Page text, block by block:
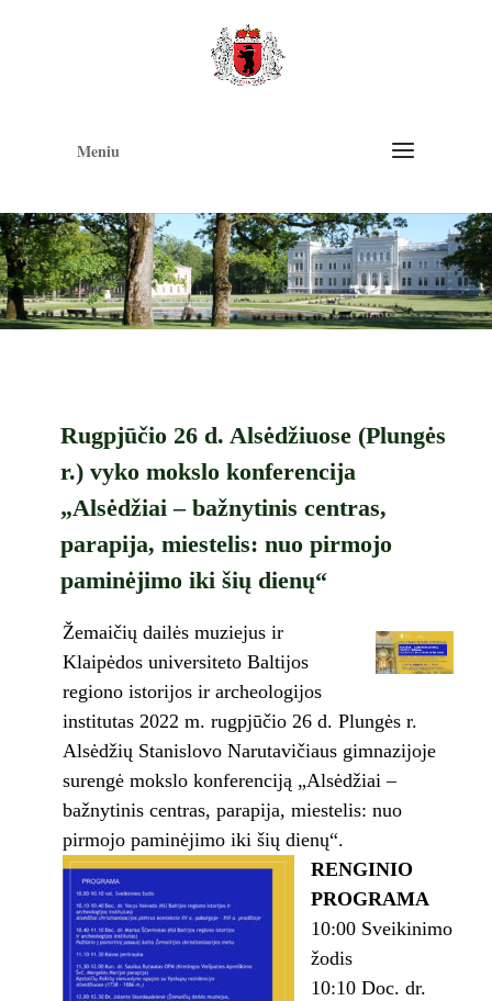
Meniu
Rugpjūčio 26 d. Alsėdžiuose (Plungės
r.) vyko mokslo konferencija
„Alsėdžiai – bažnytinis centras,
parapija, miestelis: nuo pirmojo
paminėjimo iki šių dienų“
Žemaičių dailės muziejus ir
Klaipėdos universiteto Baltijos
regiono istorijos ir archeologijos
institutas 2022 m. rugpjūčio 26 d. Plungės r.
Alsėdžių Stanislovo Narutavičiaus gimnazijoje
surengė mokslo konferenciją „Alsėdžiai –
bažnytinis centras, parapija, miestelis: nuo
pirmojo paminėjimo iki šių dienų“.
RENGINIO
PROGRAMA
10:00 Sveikinimo
žodis
10:10 Doc. dr.